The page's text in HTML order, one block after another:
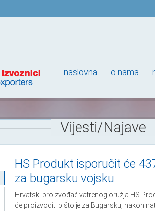
naslovna o nama
Vijesti/Najave
HS Produkt isporučit će
za bugarsku vojsku
Hrvatski proizvođač vatrenog oružja HS
će proizvoditi pištolje za Bugarsku, nakon